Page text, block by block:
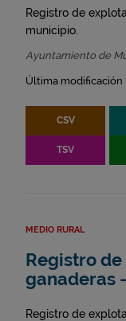
Registro de
municipio.
Ayuntamiento de
Última modificación
CSV
TSV
MEDIO RURAL
Registro
ganaderas
Registro de